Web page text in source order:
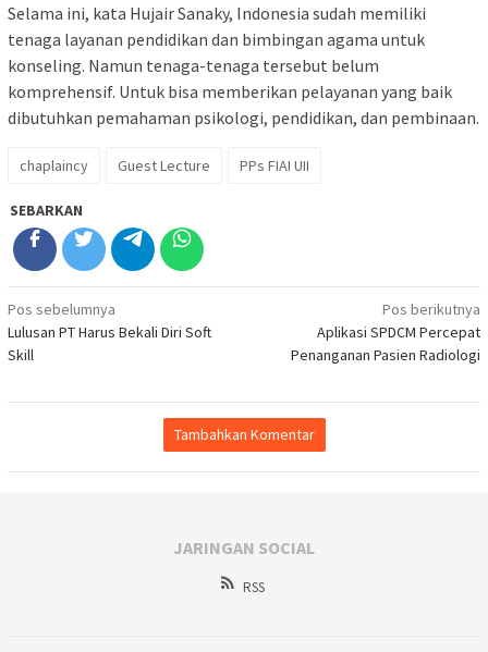
Selama ini, kata Hujair Sanaky, Indonesia sudah memiliki
tenaga layanan pendidikan dan bimbingan agama untuk
konseling. Namun tenaga-tenaga tersebut belum
komprehensif. Untuk bisa memberikan pelayanan yang baik
dibutuhkan pemahaman psikologi, pendidikan, dan pembinaan.
chaplaincy Guest Lecture PPs FIAI UII
SEBARKAN
Navigasi
pos
Pos sebelumnya
Lulusan PT Harus Bekali Diri Soft
Skill
Pos berikutnya
Aplikasi SPDCM Percepat
Penanganan Pasien Radiologi
Tambahkan Komentar
JARINGAN SOCIAL
RSS